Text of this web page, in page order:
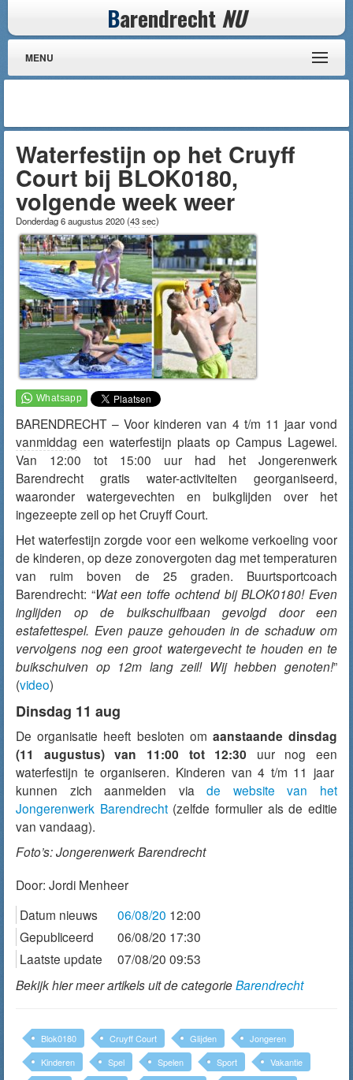
Barendrecht NU
MENU
Waterfestijn op het Cruyff
Court bij BLOK0180,
volgende week weer
Donderdag 6 augustus 2020(43 sec)
BARENDRECHT – Voor kinderen van 4 t/m 11 jaar vond
vanmiddag een waterfestijn plaats op Campus Lagewei.
Van 12:00 tot 15:00 uur had het Jongerenwerk
Barendrecht gratis water-activiteiten georganiseerd,
waaronder watergevechten en buikglijden over het
ingezeepte zeil op het Cruyff Court.
Het waterfestijn zorgde voor een welkome verkoeling voor
de kinderen, op deze zonovergoten dag met temperaturen
van ruim boven de 25 graden. Buurtsportcoach
Barendrecht: “Wat een toffe ochtend bij BLOK0180! Even
inglijden op de buikschuifbaan gevolgd door een
estafettespel. Even pauze gehouden in de schaduw om
vervolgens nog een groot watergevecht te houden en te
buikschuiven op 12m lang zeil! Wij hebben genoten!”
(video)
Dinsdag 11 aug
De organisatie heeft besloten om aanstaande dinsdag
(11 augustus) van 11:00 tot 12:30 uur nog een
waterfestijn te organiseren. Kinderen van 4 t/m 11 jaar
kunnen zich aanmelden viade website van het
Jongerenwerk Barendrecht(zelfde formulier als de editie
van vandaag).
Foto’s: Jongerenwerk Barendrecht
Door: Jordi Menheer
Datum nieuws
06/08/20 12:00
Gepubliceerd
06/08/20 17:30
Laatste update
07/08/20 09:53
Bekijk hier meer artikels uit de categorieBarendrecht
Blok0180 Cruyff Court Glijden
Jongeren
Kinderen
Spel Spelen Sport
Vakantie